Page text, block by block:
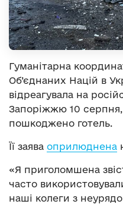
Гуманітарна
Об’єднаних Націй в
відреагувала на
Запоріжжю 10 серпня,
пошкоджено готель.
Її заява оприлюднена
«Я приголомшена
часто
наші колеги з